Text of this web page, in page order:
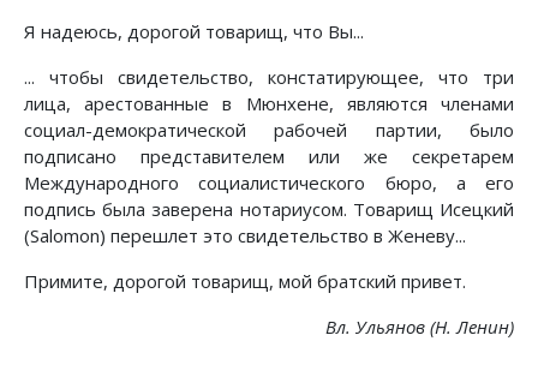
Я надеюсь, дорогой товарищ, что Вы...
... чтобы свидетельство, констатирующее, что три
лица, арестованные в Мюнхене, являются членами
социал-демократической рабочей партии, было
подписано представителем или же секретарем
Международного социалистического бюро, а его
подпись была заверена нотариусом. Товарищ Исецкий
(Salomon) перешлет это свидетельство в Женеву...
Примите, дорогой товарищ, мой братский привет.
Вл. Ульянов (Н. Ленин)